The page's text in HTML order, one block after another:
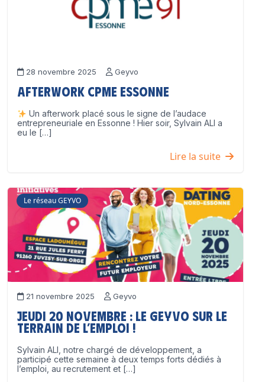
28 novembre 2025 Geyvo
Afterwork CPME Essonne
Un afterwork placé sous le signe de l’audace
entrepreneuriale en Essonne ! Hier soir, Sylvain ALI a
eu le […]
Lire la suite
Le réseau GEYVO
21 novembre 2025 Geyvo
Jeudi 20 novembre : le GEYVO sur le
terrain de l’emploi !
Sylvain ALI, notre chargé de développement, a
participé cette semaine à deux temps forts dédiés à
l’emploi, au recrutement et […]